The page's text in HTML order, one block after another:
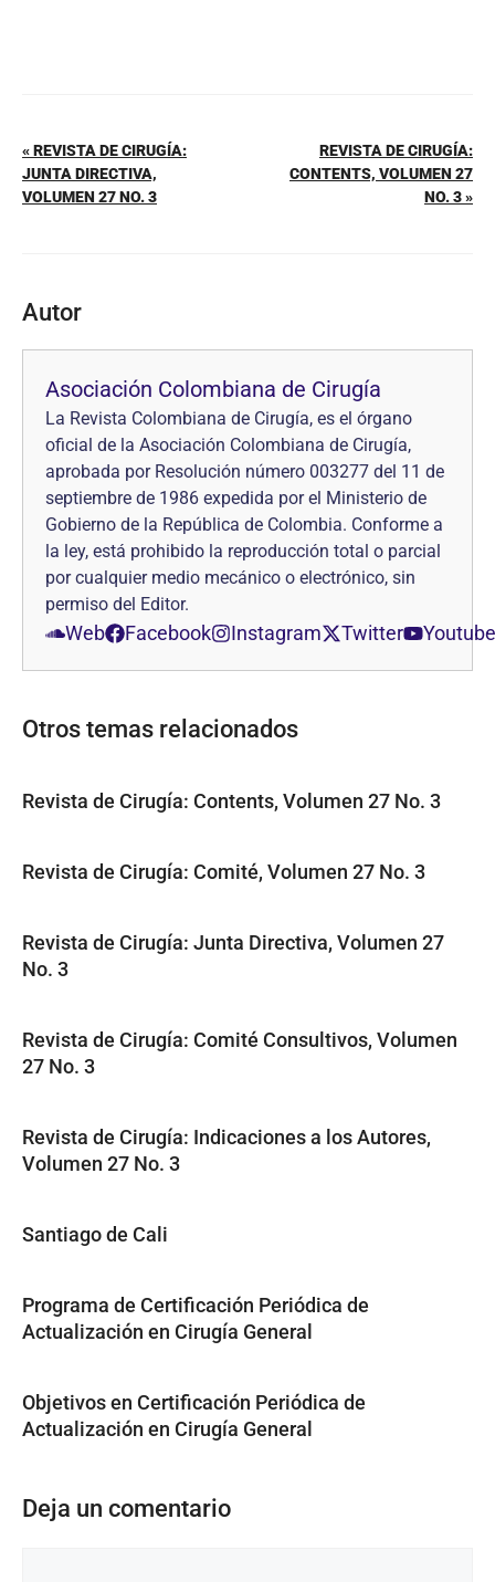
« REVISTA DE CIRUGÍA:
JUNTA DIRECTIVA,
VOLUMEN 27 NO. 3
REVISTA DE CIRUGÍA:
CONTENTS, VOLUMEN 27
NO. 3 »
Autor
Asociación Colombiana de Cirugía
La Revista Colombiana de Cirugía, es el órgano
oficial de la Asociación Colombiana de Cirugía,
aprobada por Resolución número 003277 del 11 de
septiembre de 1986 expedida por el Ministerio de
Gobierno de la República de Colombia. Conforme a
la ley, está prohibido la reproducción total o parcial
por cualquier medio mecánico o electrónico, sin
permiso del Editor.
Web Facebook Instagram Twitter Youtube
Otros temas relacionados
Revista de Cirugía: Contents, Volumen 27 No. 3
Revista de Cirugía: Comité, Volumen 27 No. 3
Revista de Cirugía: Junta Directiva, Volumen 27
No. 3
Revista de Cirugía: Comité Consultivos, Volumen
27 No. 3
Revista de Cirugía: Indicaciones a los Autores,
Volumen 27 No. 3
Santiago de Cali
Programa de Certificación Periódica de
Actualización en Cirugía General
Objetivos en Certificación Periódica de
Actualización en Cirugía General
Deja un comentario